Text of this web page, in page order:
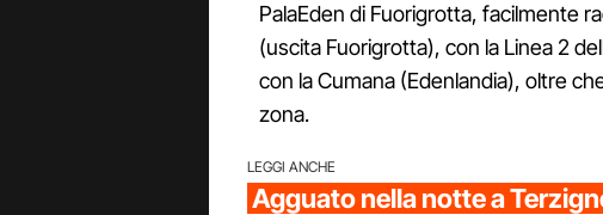
PalaEden di Fuorigrotta, facilmente
(uscita Fuorigrotta), con la Linea 2
con la Cumana (Edenlandia), oltre
zona.
LEGGI ANCHE
Agguato nella notte a